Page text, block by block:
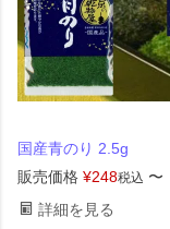
国産青のり 2.5g
販売価格 ¥248税込 〜
詳細を見る